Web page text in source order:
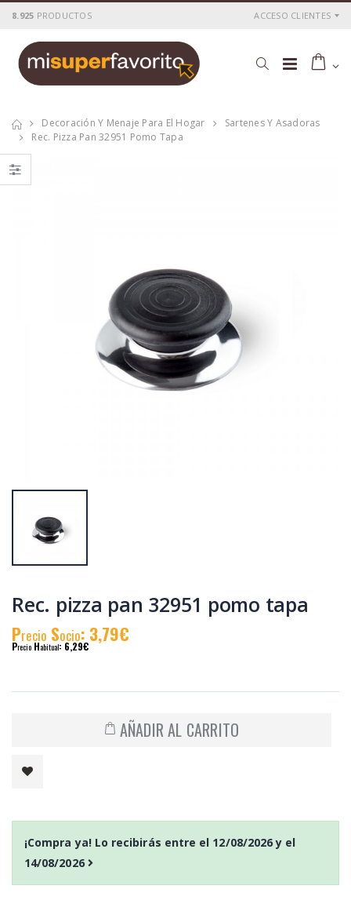
8.925 PRODUCTOS ACCESO CLIENTES
Decoración Y Menaje Para El Hogar
Sartenes Y Asadoras
Rec. Pizza Pan 32951 Pomo Tapa
Rec. pizza pan 32951 pomo tapa
Precio Socio: 3,79€
Precio Habitual: 6,29€
AÑADIR AL CARRITO
¡Compra ya! Lo recibirás entre el 12/08/2026y el
14/08/2026
inox.2pc. 800 w.
: 25,76€
: 43,45€
inox.2pc.1000w.grande
Tostadora
inox.4pc.1400w.kuken
PrecioS
P recioH abitual
Tostadora blanca
2pc. 850 w. kuken